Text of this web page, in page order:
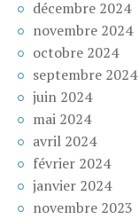
décembre 2024
novembre 2024
octobre 2024
septembre 2024
juin 2024
mai 2024
avril 2024
février 2024
janvier 2024
novembre 2023